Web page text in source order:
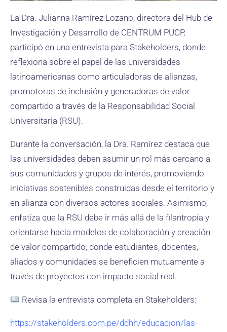
La Dra. Julianna Ramírez Lozano, directora del Hub de
Investigación y Desarrollo de CENTRUM PUCP,
participó en una entrevista para Stakeholders, donde
reflexiona sobre el papel de las universidades
latinoamericanas como articuladoras de alianzas,
promotoras de inclusión y generadoras de valor
compartido a través de la Responsabilidad Social
Universitaria (RSU).
Durante la conversación, la Dra. Ramírez destaca que
las universidades deben asumir un rol más cercano a
sus comunidades y grupos de interés, promoviendo
iniciativas sostenibles construidas desde el territorio y
en alianza con diversos actores sociales. Asimismo,
enfatiza que la RSU debe ir más allá de la filantropía y
orientarse hacia modelos de colaboración y creación
de valor compartido, donde estudiantes, docentes,
aliados y comunidades se beneficien mutuamente a
través de proyectos con impacto social real.
Revisa la entrevista completa en Stakeholders:
https://stakeholders.com.pe/ddhh/educacion/las-